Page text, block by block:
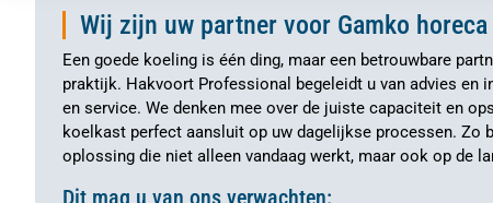
Wij zijn uw partner voor Gamko
Een goede koeling is één ding, maar een betrouwbare
praktijk. Hakvoort Professional begeleidt u van advies en
en service. We denken mee over de juiste capaciteit en
koelkast perfect aansluit op uw dagelijkse processen. Zo
oplossing die niet alleen vandaag werkt, maar ook op de
Dit mag u van ons verwachten: